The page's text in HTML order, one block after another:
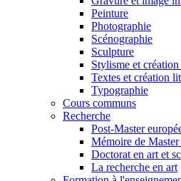
Peinture
Photographie
Scénographie
Sculpture
Stylisme et
Textes et création
Typographie
Cours communs
Recherche
Post-Master
Mémoire de
Doctorat en art et
La recherche en art